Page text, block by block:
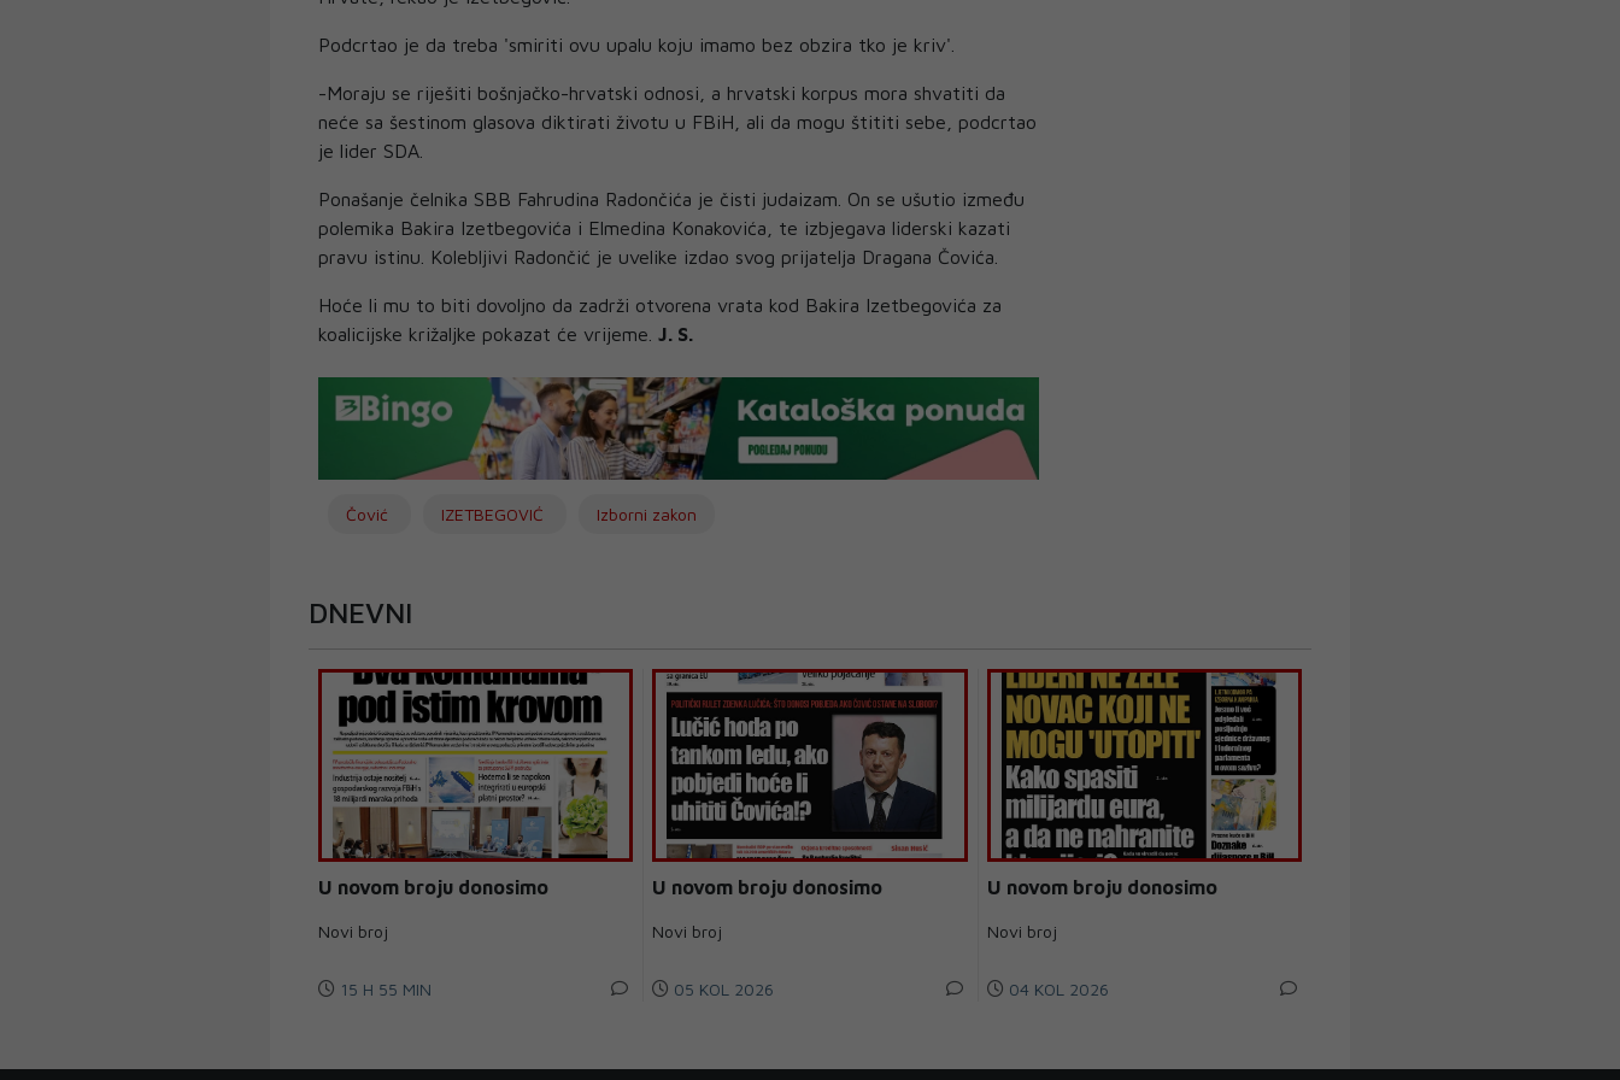
Podcrtao je da treba 'smiriti ovu upalu koju imamo bez obzira tko je kriv'.
-Moraju se riješiti bošnjačko-hrvatski odnosi, a hrvatski korpus mora shvatiti da
neće sa šestinom glasova diktirati životu u FBiH, ali da mogu štititi sebe, podcrtao
je lider SDA.
Ponašanje čelnika SBB Fahrudina Radončića je čisti judaizam. On se ušutio između
polemika Bakira Izetbegovića i Elmedina Konakovića, te izbjegava liderski kazati
pravu istinu. Kolebljivi Radončić je uvelike izdao svog prijatelja Dragana Čovića.
Hoće li mu to biti dovoljno da zadrži otvorena vrata kod Bakira Izetbegovića za
koalicijske križaljke pokazat će vrijeme. J. S.
Čović IZETBEGOVIĆ Izborni zakon
DNEVNI
U novom broju donosimo
Novi broj
15 H 55 MIN
U novom broju donosimo
Novi broj
05 KOL 2026
U novom broju donosimo
Novi broj
04 KOL 2026